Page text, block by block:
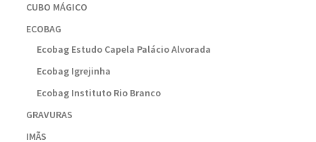
CUBO MÁGICO
ECOBAG
Ecobag Estudo Capela Palácio Alvorada
Ecobag Igrejinha
Ecobag Instituto Rio Branco
GRAVURAS
IMÃS